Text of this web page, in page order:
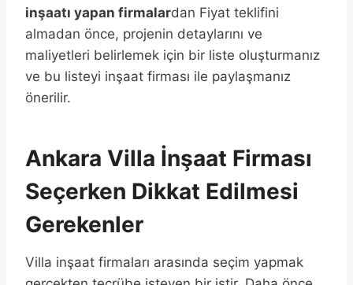
inşaatı yapan firmalardan Fiyat teklifini
almadan önce, projenin detaylarını ve
maliyetleri belirlemek için bir liste oluşturmanız
ve bu listeyi inşaat firması ile paylaşmanız
önerilir.
Ankara Villa İnşaat Firması
Seçerken Dikkat Edilmesi
Gerekenler
Villa inşaat firmaları arasında seçim yapmak